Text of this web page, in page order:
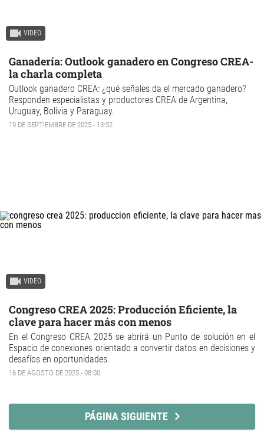
VIDEO
Ganadería: Outlook ganadero en Congreso CREA-
la charla completa
Outlook ganadero CREA: ¿qué señales da el mercado ganadero?
Responden especialistas y productores CREA de Argentina,
Uruguay, Bolivia y Paraguay.
19 DE SEPTIEMBRE DE 2025 - 13:52
VIDEO
Congreso CREA 2025: Producción Eficiente, la
clave para hacer más con menos
En el Congreso CREA 2025 se abrirá un Punto de solución en el
Espacio de conexiones orientado aconvertir datos en decisiones y
desafíos en oportunidades.
16 DE AGOSTO DE 2025 - 08:00
PÁGINA SIGUIENTE